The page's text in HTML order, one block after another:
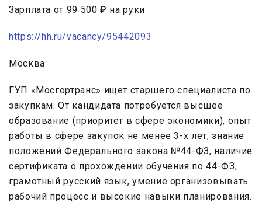
Зарплата от 99 500 ₽ на руки
https://hh.ru/vacancy/95442093
Москва
ГУП «Мосгортранс» ищет старшего специалиста по
закупкам. От кандидата потребуется высшее
образование (приоритет в сфере экономики), опыт
работы в сфере закупок не менее 3-х лет, знание
положений Федерального закона №44-ФЗ, наличие
сертификата о прохождении обучения по 44-ФЗ,
грамотный русский язык, умение организовывать
рабочий процесс и высокие навыки планирования.